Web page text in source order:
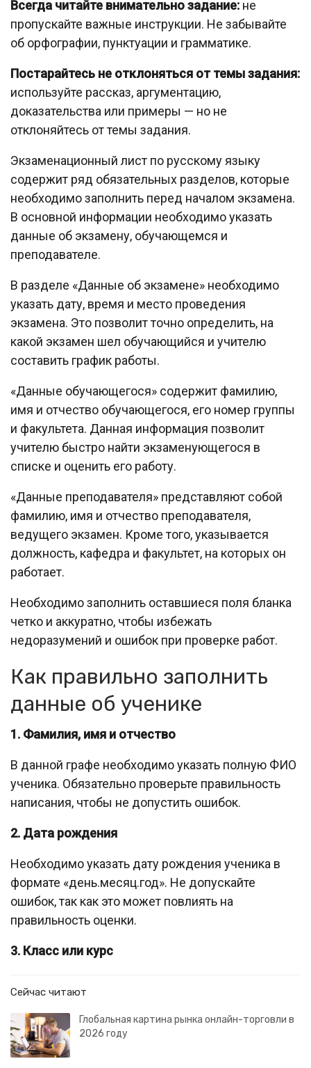
Всегда читайте внимательно задание: не
пропускайте важные инструкции. Не забывайте
об орфографии, пунктуации и грамматике.
Постарайтесь не отклоняться от темы задания:
используйте рассказ, аргументацию,
доказательства или примеры — но не
отклоняйтесь от темы задания.
Экзаменационный лист по русскому языку
содержит ряд обязательных разделов, которые
необходимо заполнить перед началом экзамена.
В основной информации необходимо указать
данные об экзамену, обучающемся и
преподавателе.
В разделе «Данные об экзамене» необходимо
указать дату, время и место проведения
экзамена. Это позволит точно определить, на
какой экзамен шел обучающийся и учителю
составить график работы.
«Данные обучающегося» содержит фамилию,
имя и отчество обучающегося, его номер группы
и факультета. Данная информация позволит
учителю быстро найти экзаменующегося в
списке и оценить его работу.
«Данные преподавателя» представляют собой
фамилию, имя и отчество преподавателя,
ведущего экзамен. Кроме того, указывается
должность, кафедра и факультет, на которых он
работает.
Необходимо заполнить оставшиеся поля бланка
четко и аккуратно, чтобы избежать
недоразумений и ошибок при проверке работ.
Как правильно заполнить
данные об ученике
1. Фамилия, имя и отчество
В данной графе необходимо указать полную ФИО
ученика. Обязательно проверьте правильность
написания, чтобы не допустить ошибок.
2. Дата рождения
Необходимо указать дату рождения ученика в
формате «день.месяц.год». Не допускайте
ошибок, так как это может повлиять на
правильность оценки.
3. Класс или курс
Сейчас читают
Глобальная картина рынка онлайн-торговли в
2026 году